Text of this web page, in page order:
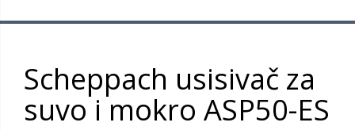
Scheppach usisivač za
suvo i mokro ASP50-ES